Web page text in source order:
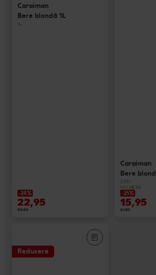
Caraiman
Bere blondă 1L
1L
-24%
22,95
30,50
Caraiman
Bere
0,33 l
(=1 l 48.34)
-25%
15,95
21,50
Reducere